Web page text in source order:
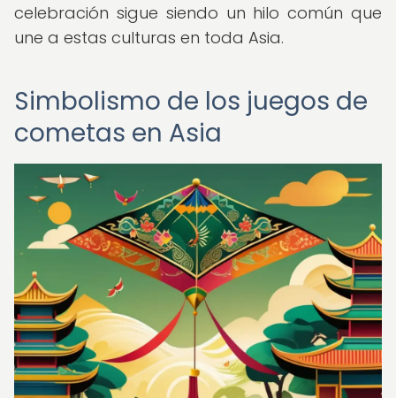
celebración sigue siendo un hilo común que
une a estas culturas en toda Asia.
Simbolismo de los juegos de
cometas en Asia